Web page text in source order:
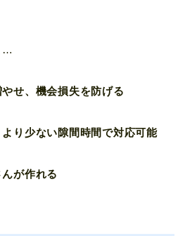
…
せ、機会損失を防げる
より少ない隙間時間で対応可能
が作れる